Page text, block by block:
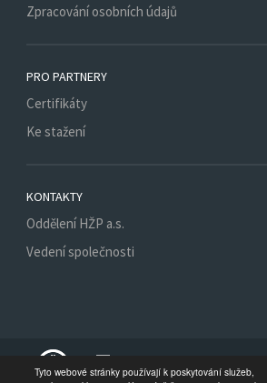
Tyto webové stránky používají k poskytování služeb,
Zpracování osobních údajů
PRO PARTNERY
Certifikáty
Ke stažení
KONTAKTY
Oddělení HŽP a.s.
Vedení společnosti